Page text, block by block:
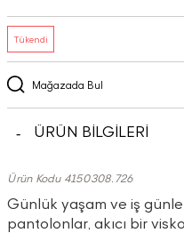
Mağazada Bul
Tükendi
ÜRÜN BİLGİLERİ
Ürün Kodu 4150308.726
Günlük yaşam ve iş
pantolonlar, akıcı bir